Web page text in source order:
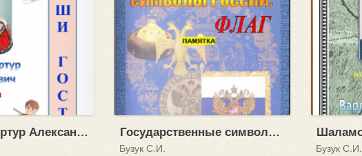
Гиваргизов Артур Александрович Государственные символы России: флаг
Бузук С.И. Бузук С.И.